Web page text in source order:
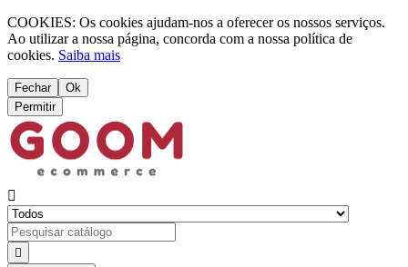
COOKIES: Os cookies ajudam-nos a oferecer os nossos serviços.
Ao utilizar a nossa página, concorda com a nossa política de
cookies. Saiba mais
Fechar
Ok
Permitir

